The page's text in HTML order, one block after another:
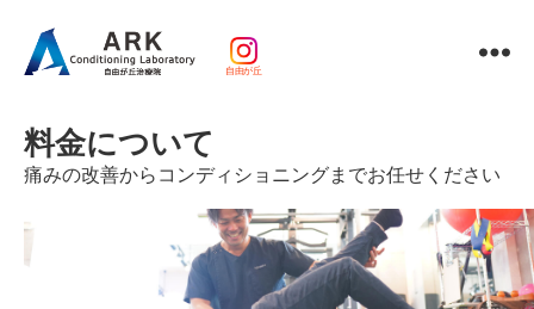
ソ
ナ
ト
ー
自由が丘
料金について
痛みの改善からコンディショニングまでお任せください